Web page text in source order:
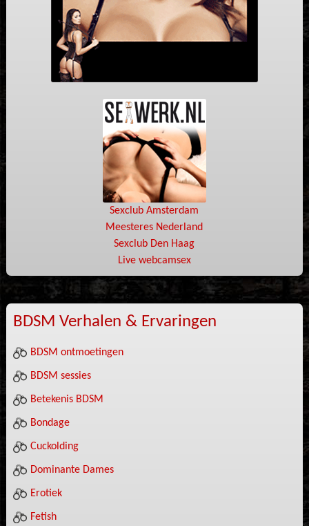
Sexclub Amsterdam
Meesteres Nederland
Sexclub Den Haag
Live webcamsex
BDSM Verhalen & Ervaringen
BDSM ontmoetingen
BDSM sessies
Betekenis BDSM
Bondage
Cuckolding
Dominante Dames
Erotiek
Fetish